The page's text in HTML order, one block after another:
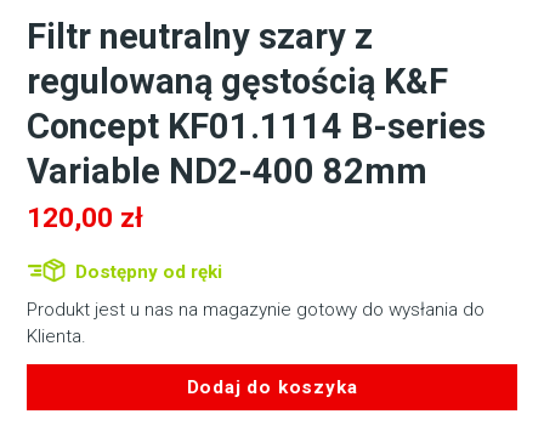
Filtr neutralny szary z
regulowaną gęstością K&F
Concept KF01.1114 B-series
Variable ND2-400 82mm
120,00 zł
Dostępny od ręki
Produkt jest u nas na magazynie gotowy do wysłania do
Klienta.
Dodaj do koszyka